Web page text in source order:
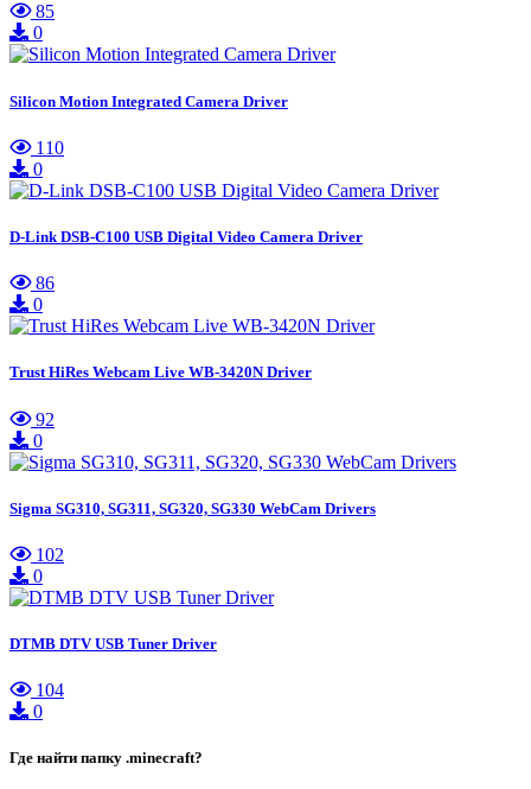
85
0
Silicon Motion Integrated Camera Driver
110
0
D-Link DSB-C100 USB Digital Video Camera Driver
86
0
Trust HiRes Webcam Live WB-3420N Driver
92
0
Sigma SG310, SG311, SG320, SG330 WebCam Drivers
102
0
DTMB DTV USB Tuner Driver
104
0
Где найти папку .minecraft?